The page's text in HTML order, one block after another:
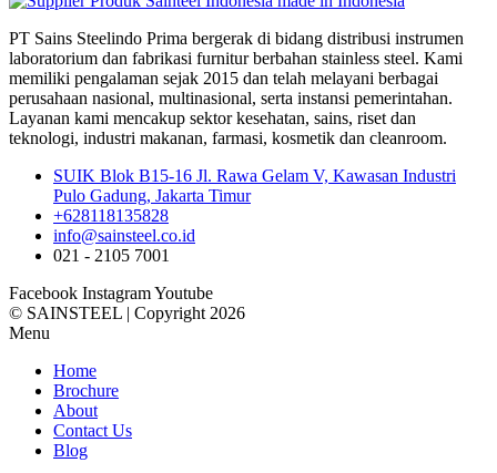
PT Sains Steelindo Prima bergerak di bidang distribusi instrumen
laboratorium dan fabrikasi furnitur berbahan stainless steel. Kami
memiliki pengalaman sejak 2015 dan telah melayani berbagai
perusahaan nasional, multinasional, serta instansi pemerintahan.
Layanan kami mencakup sektor kesehatan, sains, riset dan
teknologi, industri makanan, farmasi, kosmetik dan cleanroom.
SUIK Blok B15-16 Jl. Rawa Gelam V, Kawasan Industri
Pulo Gadung, Jakarta Timur
+628118135828
info@sainsteel.co.id
021 - 2105 7001
Facebook InstagramYoutube
© SAINSTEEL | Copyright 2026
Menu
Home
Brochure
About
Contact Us
Blog